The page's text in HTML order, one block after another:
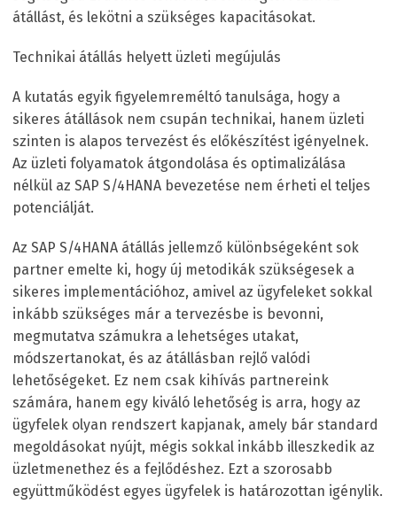
átállást, és lekötni a szükséges kapacitásokat.
Technikai átállás helyett üzleti megújulás
A kutatás egyik figyelemreméltó tanulsága, hogy a
sikeres átállások nem csupán technikai, hanem üzleti
szinten is alapos tervezést és előkészítést igényelnek.
Az üzleti folyamatok átgondolása és optimalizálása
nélkül az SAP S/4HANA bevezetése nem érheti el teljes
potenciálját.
Az SAP S/4HANA átállás jellemző különbségeként sok
partner emelte ki, hogy új metodikák szükségesek a
sikeres implementációhoz, amivel az ügyfeleket sokkal
inkább szükséges már a tervezésbe is bevonni,
megmutatva számukra a lehetséges utakat,
módszertanokat, és az átállásban rejlő valódi
lehetőségeket. Ez nem csak kihívás partnereink
számára, hanem egy kiváló lehetőség is arra, hogy az
ügyfelek olyan rendszert kapjanak, amely bár standard
megoldásokat nyújt, mégis sokkal inkább illeszkedik az
üzletmenethez és a fejlődéshez. Ezt a szorosabb
együttműködést egyes ügyfelek is határozottan igénylik.